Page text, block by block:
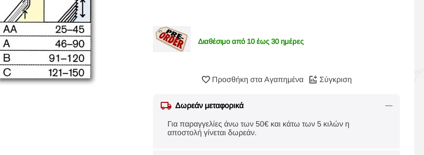
Διαθέσιμο από 10 έως 30 ημέρες
Προσθήκη στα Αγαπημένα Σύγκριση
Δωρεάν μεταφορικά
Για παραγγελίες άνω των 50€ και κάτω των 5 κιλών η
αποστολή γίνεται δωρεάν.